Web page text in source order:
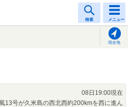
検索 メニュー
現在地
08日19:00現在
13号が久米島の西北西約200kmを西に進ん